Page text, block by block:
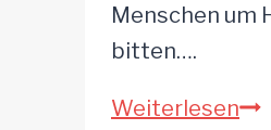
Menschen um
bitten….
Weiterlesen